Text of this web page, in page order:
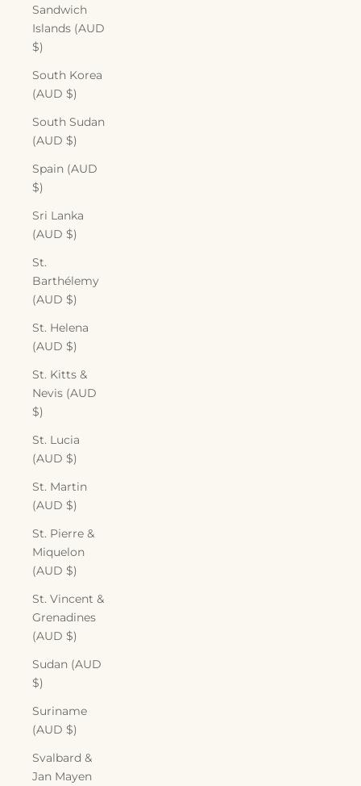
Sandwich
Islands (AUD
$)
South Korea
(AUD $)
South Sudan
(AUD $)
Spain (AUD
$)
Sri Lanka
(AUD $)
St.
Barthélemy
(AUD $)
St. Helena
(AUD $)
St. Kitts &
Nevis (AUD
$)
St. Lucia
(AUD $)
St. Martin
(AUD $)
St. Pierre &
Miquelon
(AUD $)
St. Vincent &
Grenadines
(AUD $)
Sudan (AUD
$)
Suriname
(AUD $)
Svalbard &
Jan Mayen